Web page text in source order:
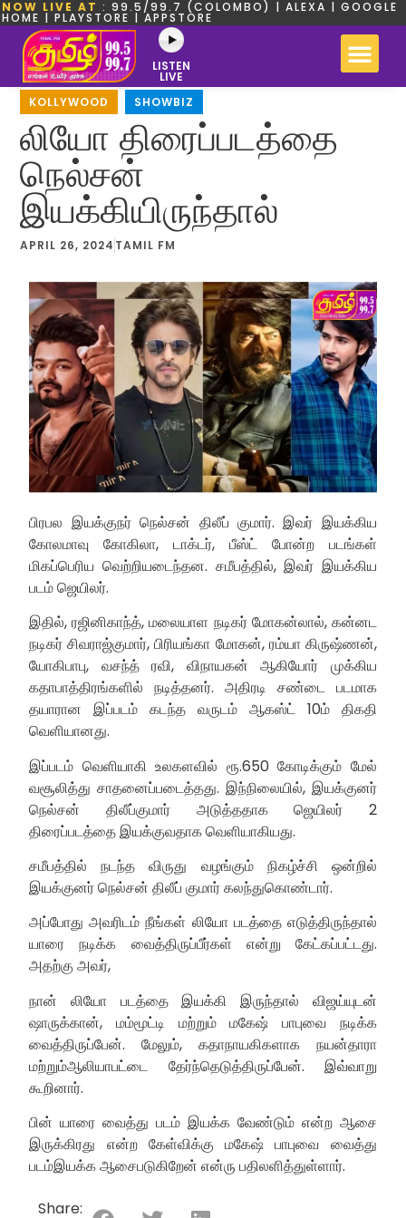
NOW LIVE AT : 99.5/99.7 (COLOMBO) | ALEXA | GOOGLE
HOME | PLAYSTORE | APPSTORE
LISTEN
LIVE
KOLLYWOOD
SHOWBIZ
லியோ திரைப்படத்தை
நெல்சன்
இயக்கியிருந்தால்
APRIL 26, 2024 TAMIL FM
பிரபல இயக்குநர் நெல்சன் திலீப் குமார். இவர் இயக்கிய
கோலமாவு கோகிலா, டாக்டர், பீஸ்ட் போன்ற படங்கள்
மிகப்பெரிய வெற்றியடைந்தன. சமீபத்தில், இவர் இயக்கிய
படம் ஜெயிலர்.
இதில், ரஜினிகாந்த், மலையாள நடிகர் மோகன்லால், கன்னட
நடிகர் சிவராஜ்குமார், பிரியங்கா மோகன், ரம்யா கிருஷ்ணன்,
யோகிபாபு, வசந்த் ரவி, விநாயகன் ஆகியோர் முக்கிய
கதாபாத்திரங்களில் நடித்தனர். அதிரடி சண்டை படமாக
தயாரான இப்படம் கடந்த வருடம் ஆகஸ்ட் 10ம் திகதி
வெளியானது.
இப்படம் வெளியாகி உலகளவில் ரூ.650 கோடிக்கும் மேல்
வசூலித்து சாதனைப்படைத்தது. இந்நிலையில், இயக்குனர்
நெல்சன் திலீப்குமார் அடுத்ததாக ஜெயிலர் 2
திரைப்படத்தை இயக்குவதாக வெளியாகியது.
சமீபத்தில் நடந்த விருது வழங்கும் நிகழ்ச்சி ஒன்றில்
இயக்குனர் நெல்சன் திலீப் குமார் கலந்துகொண்டார்.
அப்போது அவரிடம் நீங்கள் லியோ படத்தை எடுத்திருந்தால்
யாரை நடிக்க வைத்திருப்பீர்கள் என்று கேட்கப்பட்டது.
அதற்கு அவர்,
நான் லியோ படத்தை இயக்கி இருந்தால் விஜய்யுடன்
ஷாருக்கான், மம்மூட்டி மற்றும் மகேஷ் பாபுவை நடிக்க
வைத்திருப்பேன். மேலும், கதாநாயகிகளாக நயன்தாரா
மற்றும்ஆலியாபட்டை தேர்ந்தெடுத்திருப்பேன். இவ்வாறு
கூறினார்.
பின் யாரை வைத்து படம் இயக்க வேண்டும் என்ற ஆசை
இருக்கிரது என்ற கேள்விக்கு மகேஷ் பாபுவை வைத்து
படம்இயக்க ஆசைபடுகிறேன் என்ரு பதிலளித்துள்ளார்.
Share: